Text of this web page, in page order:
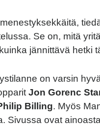
Se on, mitä
jännittävä hetki
on varsin
Jon Gorenc
Billing. Myös
Sivussa ovat